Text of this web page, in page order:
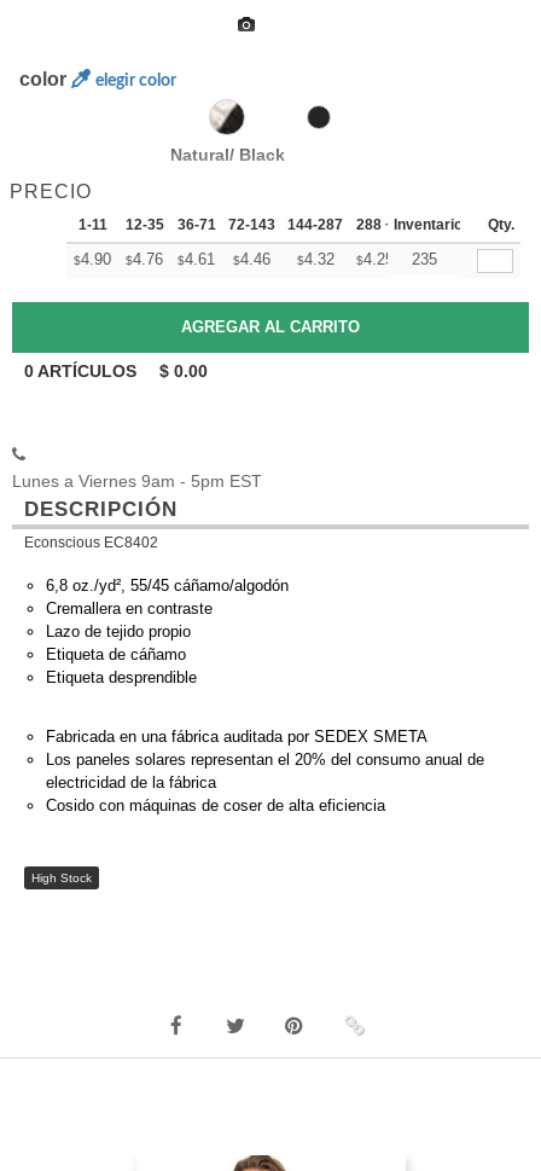
color elegir color
Natural/ Black
PRECIO
1-11 12-35 36-71 72-143 144-287 288 + Mas
Inventario Qty.
$4.90 $4.76 $4.61 $4.46 $4.32 $4.25 +
235
0ARTÍCULOS $ 0.00
Lunes a Viernes 9am - 5pm EST
DESCRIPCIÓN
Econscious EC8402
6,8 oz./yd², 55/45 cáñamo/algodón
Cremallera en contraste
Lazo de tejido propio
Etiqueta de cáñamo
Etiqueta desprendible
Fabricada en una fábrica auditada por SEDEX SMETA
Los paneles solares representan el 20% del consumo anual de
electricidad de la fábrica
Cosido con máquinas de coser de alta eficiencia
High Stock